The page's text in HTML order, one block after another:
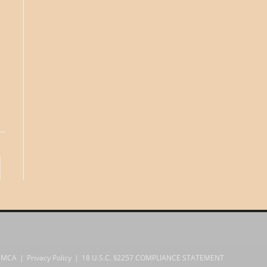
Privacy Policy 18 U.S.C. §2257 COMPLIANCE STATEMENT